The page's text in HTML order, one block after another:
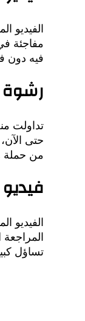
الفيديو
مفاجئة
فيه
تداولت
حتى
من حملة
الفيديو
تساؤل